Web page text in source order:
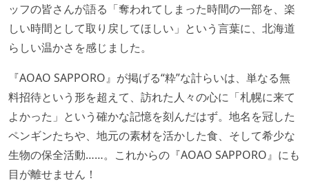
ッフの皆さんが語る「奪われてしまった時間の一部を、楽
しい時間として取り戻してほしい」という言葉に、北海道
らしい温かさを感じました。
『AOAO SAPPORO』が掲げる“粋”な計らいは、単なる無
料招待という形を超えて、訪れた人々の心に「札幌に来て
よかった」という確かな記憶を刻んだはず。地名を冠した
ペンギンたちや、地元の素材を活かした食、そして希少な
生物の保全活動……。これからの『AOAO SAPPORO』にも
目が離せません！